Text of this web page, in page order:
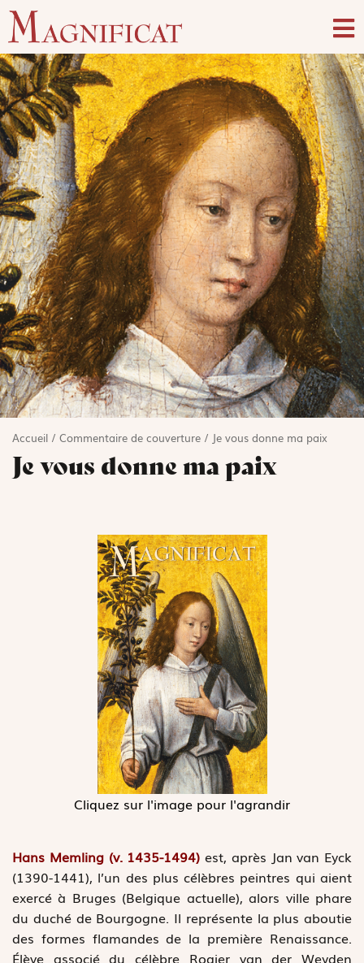
Accueil / Commentaire de couverture / Je vous donne ma paix
Je vous donne ma paix
Cliquez sur l'image pour l'agrandir
Hans Memling (v. 1435-1494) est, après Jan van Eyck
(1390-1441), l’un des plus célèbres peintres qui aient
exercé à Bruges (Belgique actuelle), alors ville phare
du duché de Bourgogne. Il représente la plus aboutie
des formes flamandes de la première Renaissance.
Élève associé du célèbre Rogier van der Weyden